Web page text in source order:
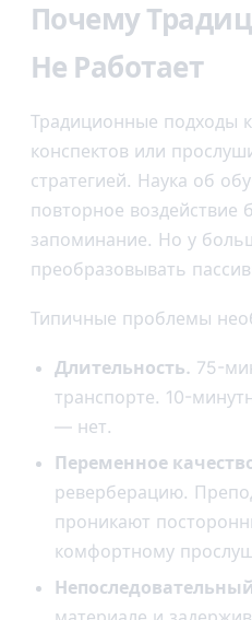
Почему
Не Работает
Традиционные подходы
конспектов или
стратегией. Наука об
повторное воздействие
запоминание. Но у
преобразовывать
Типичные проблемы
Длительность. 75-
транспорте. 10-
— нет.
Переменное
реверберацию.
проникают
комфортному